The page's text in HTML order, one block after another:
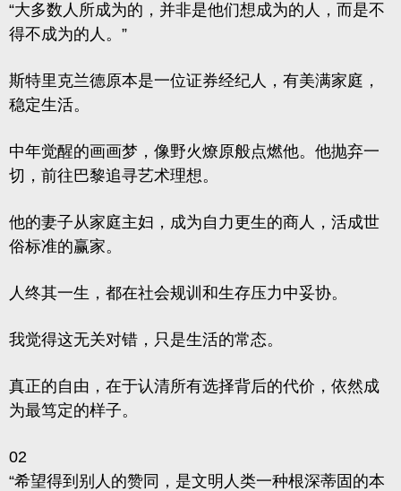
“大多数人所成为的，并非是他们想成为的人，而是不
得不成为的人。”
斯特里克兰德原本是一位证券经纪人，有美满家庭，
稳定生活。
中年觉醒的画画梦，像野火燎原般点燃他。他抛弃一
切，前往巴黎追寻艺术理想。
他的妻子从家庭主妇，成为自力更生的商人，活成世
俗标准的赢家。
人终其一生，都在社会规训和生存压力中妥协。
我觉得这无关对错，只是生活的常态。
真正的自由，在于认清所有选择背后的代价，依然成
为最笃定的样子。
02
“希望得到别人的赞同，是文明人类一种根深蒂固的本